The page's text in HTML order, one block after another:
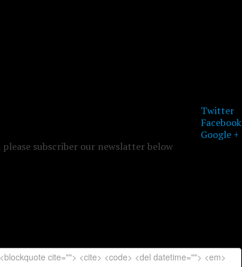
subscriber our newslatter below
Twitter
Facebook
Google +